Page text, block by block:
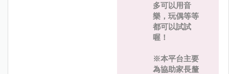
多可以用音
樂，玩偶等等
都可以試試
喔！
※本平台主要
為協助家長釐